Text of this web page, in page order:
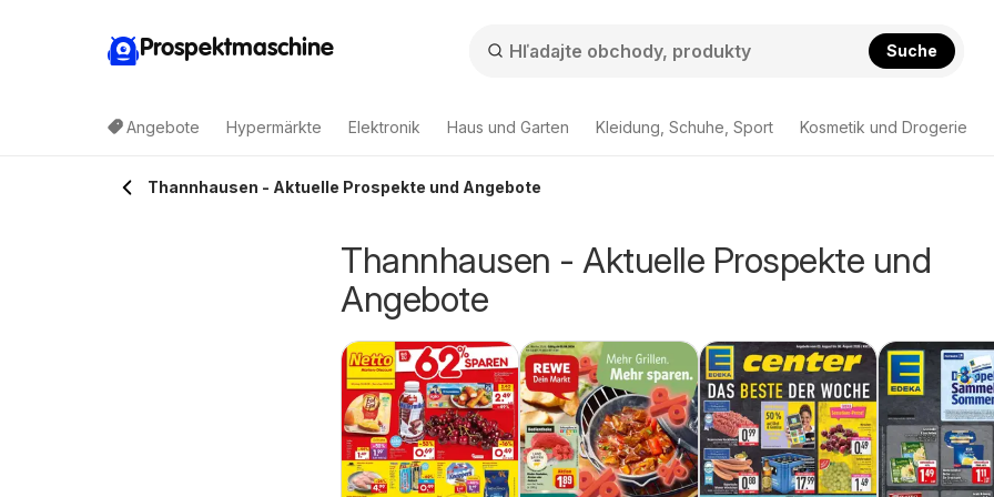
Prospektmaschine Suche
Angebote Hypermärkte Elektronik Haus und Garten Kleidung, Schuhe, Sport Kosmetik und Drogerie
Thannhausen - Aktuelle Prospekte und Angebote
Thannhausen - Aktuelle Prospekte und
Angebote